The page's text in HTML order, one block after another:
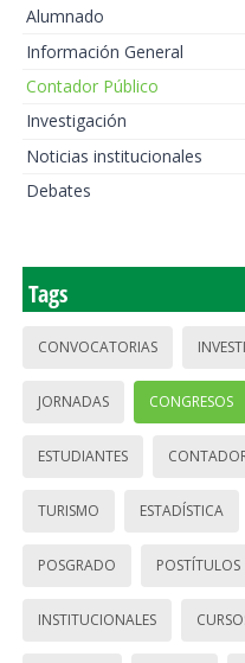
Alumnado
Información General
Contador Público
Investigación
Noticias institucionales
Debates
Tags
CONVOCATORIAS
JORNADAS CONGRESOS
ESTUDIANTES
TURISMO ESTADÍSTICA
POSGRADO POSTÍTULOS
INSTITUCIONALES